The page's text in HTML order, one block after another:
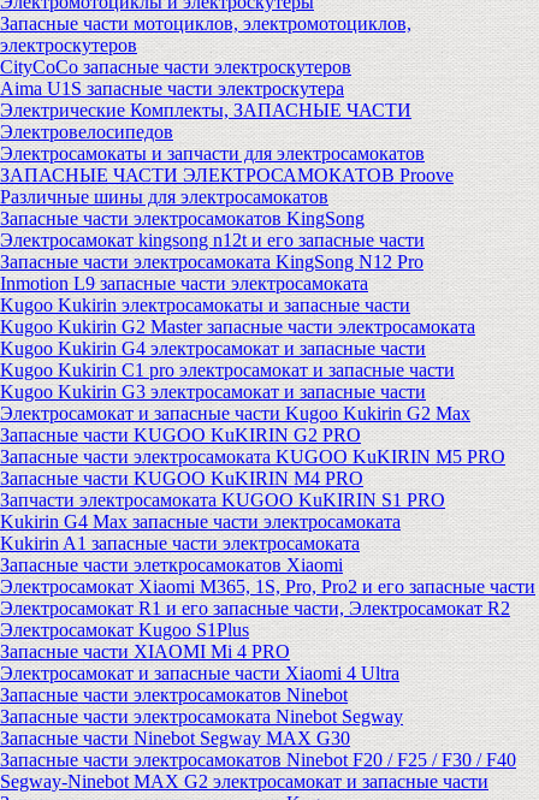
Запасные части мотоциклов, электромотоциклов,
электроскутеров
CityCoCo запасные части электроскутеров
Aima U1S запасные части электроскутера
Электрические Комплекты, ЗАПАСНЫЕ ЧАСТИ
Электровелосипедов
Электросамокаты и запчасти для электросамокатов
ЗАПАСНЫЕ ЧАСТИ ЭЛЕКТРОСАМОКАТОВ Proove
Различные шины для электросамокатов
Запасные части электросамокатов KingSong
Электросамокат kingsong n12t и его запасные части
Запасные части электросамоката KingSong N12 Pro
Inmotion L9 запасные части электросамоката
Kugoo Kukirin электросамокаты и запасные части
Kugoo Kukirin G2 Master запасные части электросамоката
Kugoo Kukirin G4 электросамокат и запасные части
Kugoo Kukirin C1 pro электросамокат и запасные части
Kugoo Kukirin G3 электросамокат и запасные части
Электросамокат и запасные части Kugoo Kukirin G2 Max
Запасные части KUGOO KuKIRIN G2 PRO
Запасные части электросамоката KUGOO KuKIRIN M5 PRO
Запасные части KUGOO KuKIRIN M4 PRO
Запчасти электросамоката KUGOO KuKIRIN S1 PRO
Kukirin G4 Max запасные части электросамоката
Kukirin A1 запасные части электросамоката
Запасные части элеткросамокатов Xiaomi
Электросамокат Xiaomi M365, 1S, Pro, Pro2 и его запасные части
Электросамокат R1 и его запасные части, Электросамокат R2
Электросамокат Kugoo S1Plus
Запасные части XIAOMI Mi 4 PRO
Электросамокат и запасные части Xiaomi 4 Ultra
Запасные части электросамокатов Ninebot
Запасные части электросамоката Ninebot Segway
Запасные части Ninebot Segway MAX G30
Запасные части электросамокатов Ninebot F20 / F25 / F30 / F40
Segway-Ninebot MAX G2 электросамокат и запасные части